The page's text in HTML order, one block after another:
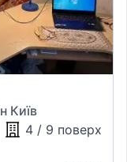
Київ
4 / 9 поверх